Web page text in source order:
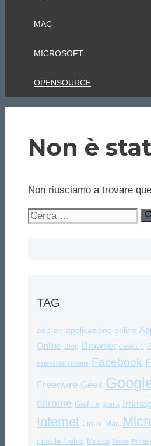
MAC
MICROSOFT
OPENSOURCE
Non è
Non riusciamo a trovare
Ricerca
TAG
add-on applicazione online
Online Blog Browser desktop
estensioni chrome Facebook
Freeware Geek
chrome Grafica gratis
Internet Linux Mac
mozilla firefox Musica News